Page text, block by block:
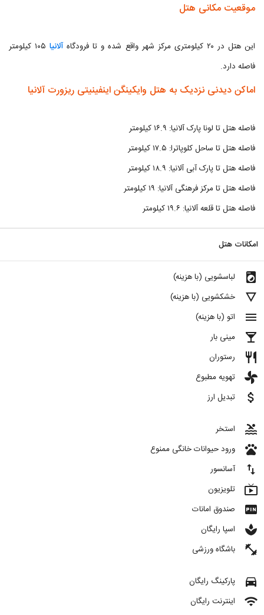
موقعیت مکانی هتل
این هتل در ۲۰ کیلومتری مرکز شهر واقع شده و تا فرودگاه آلانیا
۱۰۵ کیلومتر
فاصله دارد.
اماکن دیدنی نزدیک به هتل وایکینگن اینفینیتی ریزورت آلانیا
فاصله هتل تا لونا پارک آلانیا: ۱۶.۹ کیلومتر
فاصله هتل تا ساحل کلوپاترا: ۱۷.۵ کیلومتر
فاصله هتل تا پارک آبی آلانیا: ۱۸.۹ کیلومتر
فاصله هتل تا مرکز فرهنگی آلانیا: ۱۹ کیلومتر
فاصله هتل تا قلعه آلانیا: ۱۹.۶ کیلومتر
امکانات هتل
local_laundry_service لباسشویی (با هزینه)
details خشکشویی (با هزینه)
menu اتو (با هزینه)
local_bar مینی بار
restaurant رستوران
toys تهویه مطبوع
attach_money تبدیل ارز
pool استخر
pets ورود حیوانات خانگی ممنوع
import_export آسانسور
live_tv تلویزیون
fiber_pin صندوق امانات
spa اسپا رایگان
fitness_center باشگاه ورزشی
directions_car پارکینگ رایگان
wifi اینترنت رایگان